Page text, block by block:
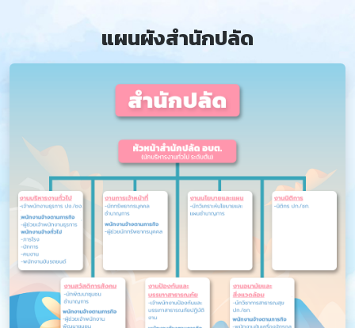
แผนผังสำนักปลัด